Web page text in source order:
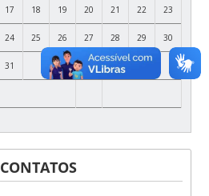
17 18 19 20 21 22 23
24 25 26 27 28 29 30
31
CONTATOS